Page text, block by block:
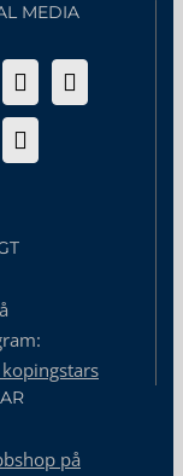
MEDIA
på